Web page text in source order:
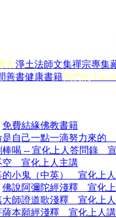
集淨土法師文集禪宗專集
善書健康書籍我們的
免費結緣佛教書籍
是自己一點一滴努力來的
棒喝 -- 宣化上人答問錄
空 宣化上人主講
的小鬼（中英） 宣化上
佛說阿彌陀經淺釋 宣化
大師證道歌淺釋 宣化上
薩本願經淺釋 宣化上人